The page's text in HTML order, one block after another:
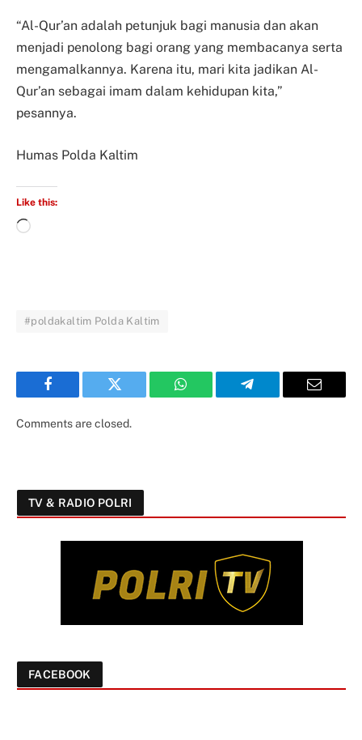
“Al-Qur’an adalah petunjuk bagi manusia dan akan
menjadi penolong bagi orang yang membacanya serta
mengamalkannya. Karena itu, mari kita jadikan Al-
Qur’an sebagai imam dalam kehidupan kita,”
pesannya.
Humas Polda Kaltim
Like this:
#poldakaltim Polda Kaltim
Facebook Twitter WhatsApp Telegram Email
Comments are closed.
TV & RADIO POLRI
FACEBOOK